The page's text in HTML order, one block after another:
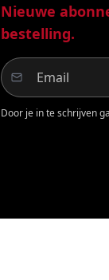
Nieuwe
bestelling.
Door je in te schrijven